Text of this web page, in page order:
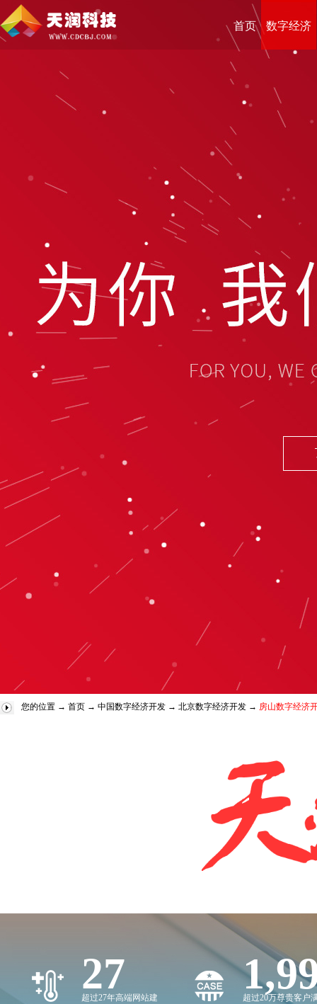
首页 数字经济
您的位置 → 首页 → 中国数字经济开发 → 北京数字经济开发 → 房山数字经济
27
超过27年高端网站建
超过20万尊贵客户